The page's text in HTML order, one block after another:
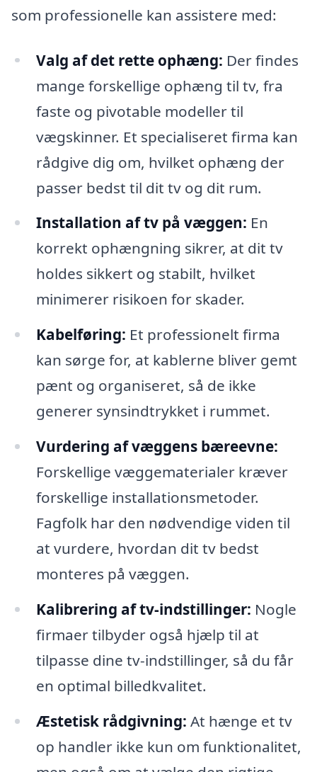
som professionelle kan assistere med:
Valg af det rette ophæng: Der findes
mange forskellige ophæng til tv, fra
faste og pivotable modeller til
vægskinner. Et specialiseret firma kan
rådgive dig om, hvilket ophæng der
passer bedst til dit tv og dit rum.
Installation af tv på væggen: En
korrekt ophængning sikrer, at dit tv
holdes sikkert og stabilt, hvilket
minimerer risikoen for skader.
Kabelføring: Et professionelt firma
kan sørge for, at kablerne bliver gemt
pænt og organiseret, så de ikke
generer synsindtrykket i rummet.
Vurdering af væggens bæreevne:
Forskellige væggematerialer kræver
forskellige installationsmetoder.
Fagfolk har den nødvendige viden til
at vurdere, hvordan dit tv bedst
monteres på væggen.
Kalibrering af tv-indstillinger: Nogle
firmaer tilbyder også hjælp til at
tilpasse dine tv-indstillinger, så du får
en optimal billedkvalitet.
Æstetisk rådgivning: At hænge et tv
op handler ikke kun om funktionalitet,